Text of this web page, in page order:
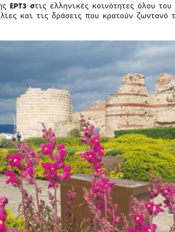
ΕΡΤ3 στις ελληνικές κοινότητες όλου
και τις δράσεις που κρατούν ζωντανό